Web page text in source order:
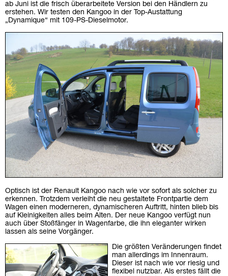
ab Juni ist die frisch überarbeitete Version bei den Händlern zu
erstehen. Wir testen den Kangoo in der Top-Austattung
„Dynamique“ mit 109-PS-Dieselmotor.
Optisch ist der Renault Kangoo nach wie vor sofort als solcher zu
erkennen. Trotzdem verleiht die neu gestaltete Frontpartie dem
Wagen einen moderneren, dynamischeren Auftritt, hinten blieb bis
auf Kleinigkeiten alles beim Alten. Der neue Kangoo verfügt nun
auch über Stoßfänger in Wagenfarbe, die ihn eleganter wirken
lassen als seine Vorgänger.
Die größten Veränderungen findet
man allerdings im Innenraum.
Dieser ist nach wie vor riesig und
flexibel nutzbar. Als erstes fällt die